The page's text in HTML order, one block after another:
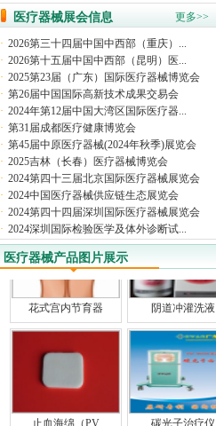
医疗器械展会信息 更多>>
· 2026第三十四届中国中西部（重庆）...
· 2026第十五届中国中西部（昆明）医...
· 2025第23届（广东）国际医疗器械博览会
· 第26届中国国际高新技术成果交易会
· 2024年第12届中国大湾区国际医疗器...
· 第31届成都医疗健康博览会
· 第45届中原医疗器械(2024年秋季)展览会
· 2025吉林（长春）医疗器械博览会
· 2024第四十三届北京国际医疗器械展览会
· 2024中国医疗器械供应链生态展览会
· 2024第四十四届深圳国际医疗器械展览会
· 2024深圳国际检验医学及体外诊断试...
医疗器械产品图片展示
退热贴 烫熨治疗包
花式宫内节育器 阴道冲灌洗液
碳光子治疗仪